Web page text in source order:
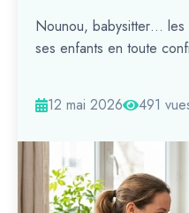
Nounou, babysitter…
ses enfants en toute
12 mai 2026 491